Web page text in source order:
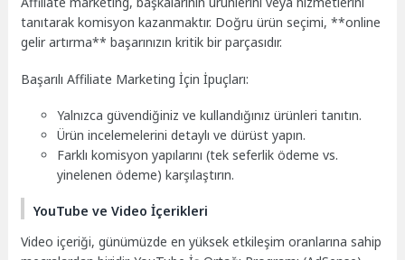
tanıtarak komisyon kazanmaktır. Doğru ürün seçimi, **online
gelir artırma** başarınızın kritik bir parçasıdır.
Başarılı Affiliate Marketing İçin İpuçları:
Yalnızca güvendiğiniz ve kullandığınız ürünleri tanıtın.
Ürün incelemelerini detaylı ve dürüst yapın.
Farklı komisyon yapılarını (tek seferlik ödeme vs.
yinelenen ödeme) karşılaştırın.
YouTube ve Video İçerikleri
Video içeriği, günümüzde en yüksek etkileşim oranlarına sahip